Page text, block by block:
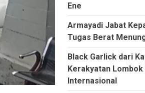
Ene
Armayadi Jabat
Tugas Berat
Black Garlick dari
Kerakyatan
Internasional